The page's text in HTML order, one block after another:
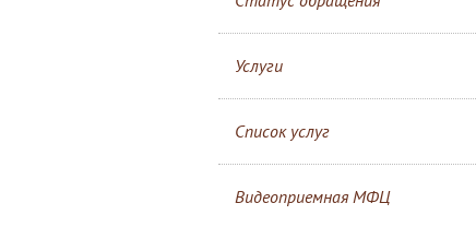
Услуги
Список услуг
Видеоприемная МФЦ